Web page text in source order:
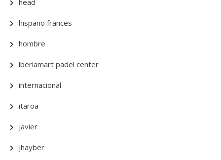
hispano frances
hombre
iberiamart padel center
internacional
itaroa
javier
jhayber